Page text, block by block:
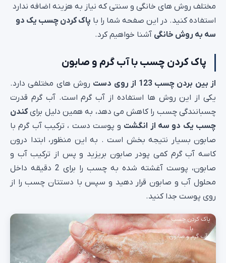
مختلف روش های خانگی و سنتی که نیاز به هزینه اضافه ندارد
استفاده کنید. در این صفحه شما را با پاک کردن چسب یک دو
سه به روش خانگی آشنا خواهیم کرد.
پاک کردن چسب با آب گرم و صابون
از بین بردن چسب 123 از روی دست
روش های مختلفی دارد.
یکی از این روش ها استفاده از آب گرم است. آب گرم قدرت
چسبانندگی چسب را کاهش می دهد، به همین دلیل برایکندن
چسب یک دو سه از انگشت و پوست دست ، ترکیب آب گرم با
صابون بسیار نتیجه بخش است . به این منظور، ابتدا درون
کاسه آب گرم کمی پودر صابون بریزید و پس از ترکیب آب و
صابون، پوست آغشته شده به چسب را برای 2 دقیقه داخل
محلول آب و صابون قرار دهید و سپس با دستتان چسب را از
روی پوست جدا کنید.